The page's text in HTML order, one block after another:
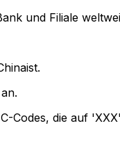
und Filiale
Codes, die auf